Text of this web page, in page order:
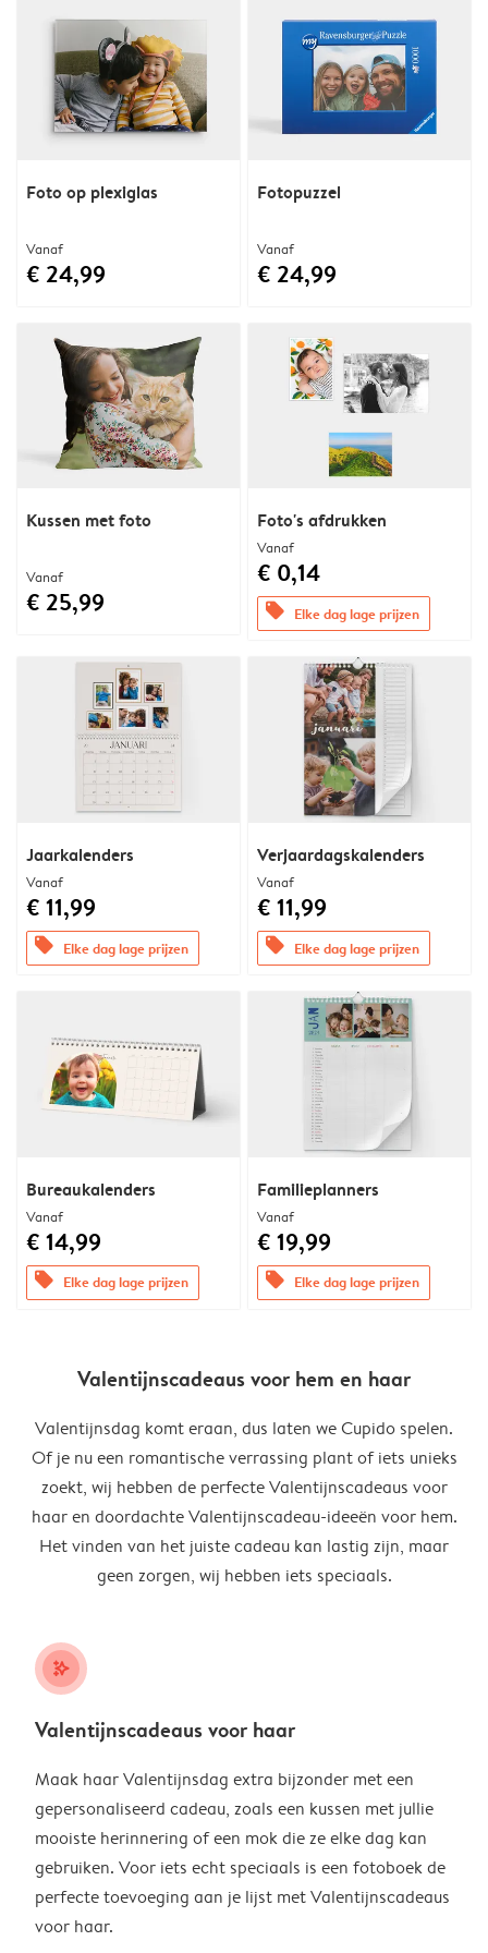
Foto op plexiglas
Vanaf
€ 24,99
Fotopuzzel
Vanaf
€ 24,99
Kussen met foto
Vanaf
€ 25,99
Foto's afdrukken
Vanaf
€ 0,14
offers Elke dag lage prijzen
Jaarkalenders
Vanaf
€ 11,99
offers Elke dag lage prijzen
Verjaardagskalenders
Vanaf
€ 11,99
offers Elke dag lage prijzen
Bureaukalenders
Vanaf
€ 14,99
offers Elke dag lage prijzen
Familieplanners
Vanaf
€ 19,99
offers Elke dag lage prijzen
Valentijnscadeaus voor hem en haar
Valentijnsdag komt eraan, dus laten we Cupido spelen.
Of je nu een romantische verrassing plant of iets unieks
zoekt, wij hebben de perfecte Valentijnscadeaus voor
haar en doordachte Valentijnscadeau-ideeën voor hem.
Het vinden van het juiste cadeau kan lastig zijn, maar
geen zorgen, wij hebben iets speciaals.
stars_plus
Valentijnscadeaus voor haar
Maak haar Valentijnsdag extra bijzonder met een
gepersonaliseerd cadeau, zoals een kussen met jullie
mooiste herinnering of een mok die ze elke dag kan
gebruiken. Voor iets echt speciaals is een fotoboek de
perfecte toevoeging aan je lijst met Valentijnscadeaus
voor haar.